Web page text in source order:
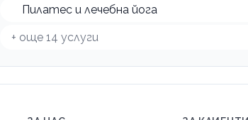
Пилатес и лечебна йога
+ още 14 услуги